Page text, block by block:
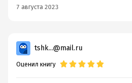
7 августа 2023
tshk...@mail.ru
Оценил книгу